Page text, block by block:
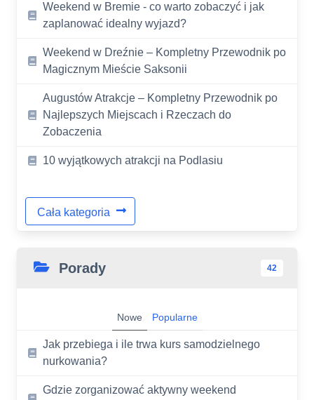
Weekend w Bremie - co warto zobaczyć i jak
zaplanować idealny wyjazd?
Weekend w Dreźnie – Kompletny Przewodnik po
Magicznym Mieście Saksonii
Augustów Atrakcje – Kompletny Przewodnik po
Najlepszych Miejscach i Rzeczach do
Zobaczenia
10 wyjątkowych atrakcji na Podlasiu
Cała kategoria
Porady 42
Nowe Popularne
Jak przebiega i ile trwa kurs samodzielnego
nurkowania?
Gdzie zorganizować aktywny weekend